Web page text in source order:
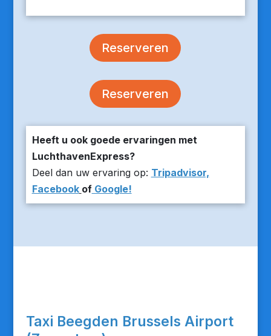
Reserveren
Reserveren
Heeft u ook goede ervaringen met
LuchthavenExpress?
Deel dan uw ervaring op: Tripadvisor,
Facebook ofGoogle!
Taxi Beegden Brussels Airport